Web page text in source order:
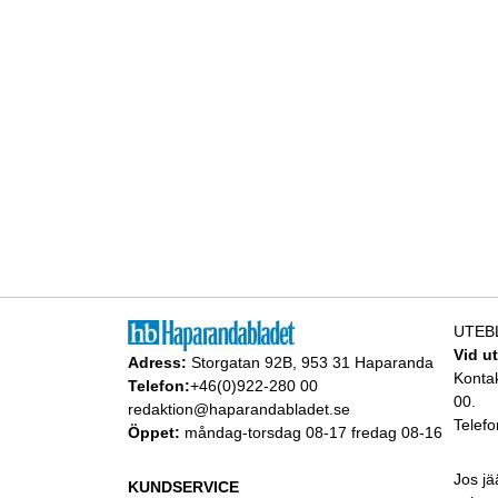
Adress: Storgatan 92B, 953 31 Haparanda
Telefon:+46(0)922-280 00
redaktion@haparandabladet.se
Öppet: måndag-torsdag 08-17 fredag 08-16
KUNDSERVICE
Vid
00.
Jos